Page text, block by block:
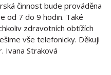
činnost bude prováděna
od 7 do 9 hodin. Také
zdravotních obtížích
vše telefonicky. Děkuji
Ivana Straková